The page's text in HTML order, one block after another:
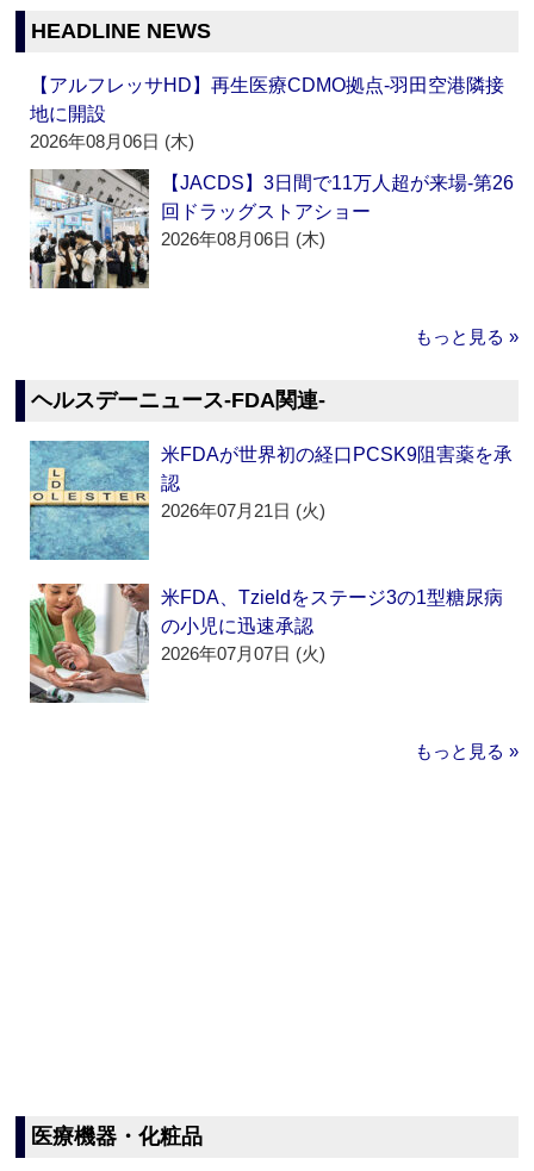
HEADLINE NEWS
【アルフレッサHD】再生医療CDMO拠点‐羽田空港隣接
地に開設
2026年08月06日 (木)
【JACDS】3日間で11万人超が来場‐第26
回ドラッグストアショー
2026年08月06日 (木)
もっと見る »
ヘルスデーニュース‐FDA関連‐
米FDAが世界初の経口PCSK9阻害薬を承
認
2026年07月21日 (火)
米FDA、Tzieldをステージ3の1型糖尿病
の小児に迅速承認
2026年07月07日 (火)
もっと見る »
医療機器・化粧品